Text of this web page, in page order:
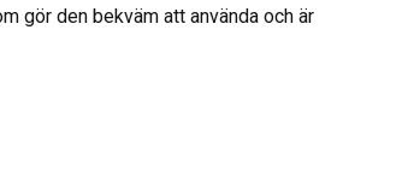
gör den bekväm att använda och är